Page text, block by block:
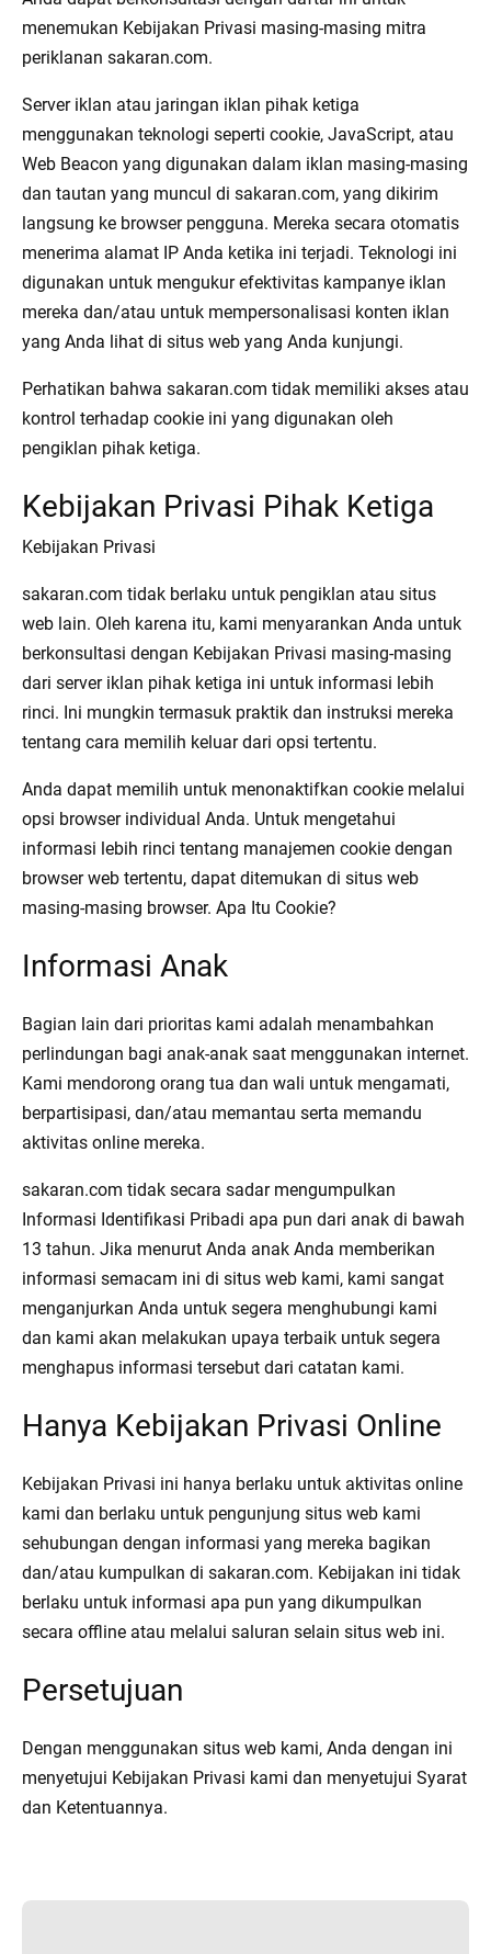
menemukan Kebijakan Privasi masing-masing mitra
periklanan sakaran.com.
Server iklan atau jaringan iklan pihak ketiga
menggunakan teknologi seperti cookie, JavaScript, atau
Web Beacon yang digunakan dalam iklan masing-masing
dan tautan yang muncul di sakaran.com, yang dikirim
langsung ke browser pengguna. Mereka secara otomatis
menerima alamat IP Anda ketika ini terjadi. Teknologi ini
digunakan untuk mengukur efektivitas kampanye iklan
mereka dan/atau untuk mempersonalisasi konten iklan
yang Anda lihat di situs web yang Anda kunjungi.
Perhatikan bahwa sakaran.com tidak memiliki akses atau
kontrol terhadap cookie ini yang digunakan oleh
pengiklan pihak ketiga.
Kebijakan Privasi Pihak Ketiga
Kebijakan Privasi
sakaran.com tidak berlaku untuk pengiklan atau situs
web lain. Oleh karena itu, kami menyarankan Anda untuk
berkonsultasi dengan Kebijakan Privasi masing-masing
dari server iklan pihak ketiga ini untuk informasi lebih
rinci. Ini mungkin termasuk praktik dan instruksi mereka
tentang cara memilih keluar dari opsi tertentu.
Anda dapat memilih untuk menonaktifkan cookie melalui
opsi browser individual Anda. Untuk mengetahui
informasi lebih rinci tentang manajemen cookie dengan
browser web tertentu, dapat ditemukan di situs web
masing-masing browser. Apa Itu Cookie?
Informasi Anak
Bagian lain dari prioritas kami adalah menambahkan
perlindungan bagi anak-anak saat menggunakan internet.
Kami mendorong orang tua dan wali untuk mengamati,
berpartisipasi, dan/atau memantau serta memandu
aktivitas online mereka.
sakaran.com tidak secara sadar mengumpulkan
Informasi Identifikasi Pribadi apa pun dari anak di bawah
13 tahun. Jika menurut Anda anak Anda memberikan
informasi semacam ini di situs web kami, kami sangat
menganjurkan Anda untuk segera menghubungi kami
dan kami akan melakukan upaya terbaik untuk segera
menghapus informasi tersebut dari catatan kami.
Hanya Kebijakan Privasi Online
Kebijakan Privasi ini hanya berlaku untuk aktivitas online
kami dan berlaku untuk pengunjung situs web kami
sehubungan dengan informasi yang mereka bagikan
dan/atau kumpulkan di sakaran.com. Kebijakan ini tidak
berlaku untuk informasi apa pun yang dikumpulkan
secara offline atau melalui saluran selain situs web ini.
Persetujuan
Dengan menggunakan situs web kami, Anda dengan ini
menyetujui Kebijakan Privasi kami dan menyetujui Syarat
dan Ketentuannya.